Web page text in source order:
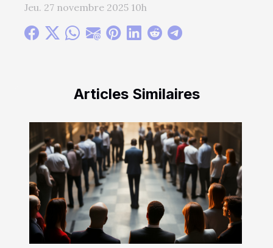
Articles Similaires
Jeu. 27 novembre 2025 10h